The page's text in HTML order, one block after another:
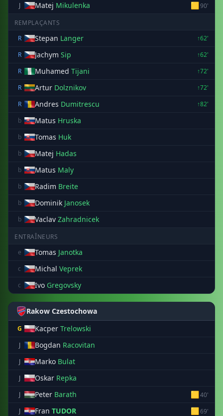
J
Matej Mikulenka 🟨90'
REMPLAÇANTS
R
Stepan Langer
↑62'
R
Jachym Sip
↑62'
R
Muhamed Tijani
↑72'
R
Artur Dolznikov
↑72'
R
Andres Dumitrescu
↑82'
b
Matus Hruska
b Tomas Huk
b Matej Hadas
b Matus Maly
b Radim Breite
b Dominik Janosek
b Vaclav Zahradnicek
ENTRAÎNEURS
e
Tomas Janotka
c Michal Veprek
c Ivo Gregovsky
Rakow Czestochowa
G Kacper Trelowski
J Bogdan Racovitan
J Marko Bulat
J Oskar Repka
J Peter Barath 🟨40'
J
Fran TUDOR 🟨69'